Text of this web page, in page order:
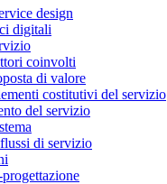
design
digitali
coinvolti
di valore
costitutivi del servizio
del servizio
di servizio